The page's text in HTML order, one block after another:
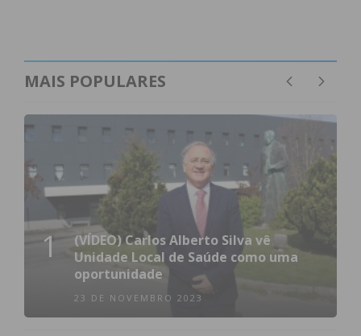
MAIS POPULARES
1
(VÍDEO) Carlos Alberto Silva vê
Unidade Local de Saúde como uma
oportunidade
23 DE NOVEMBRO 2023